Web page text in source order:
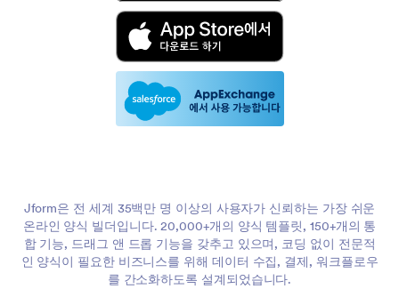
Jform은 전 세계 35백만 명 이상의 사용자가 신뢰하는 가장 쉬운
온라인 양식 빌더입니다. 20,000+개의 양식 템플릿, 150+개의 통
합 기능, 드래그 앤 드롭 기능을 갖추고 있으며, 코딩 없이 전문적
인 양식이 필요한 비즈니스를 위해 데이터 수집, 결제, 워크플로우
를 간소화하도록 설계되었습니다.